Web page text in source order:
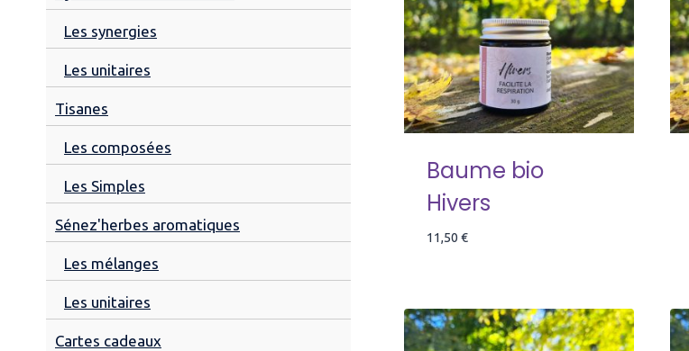
Baume bio
Hivers
11,50 €
Les synergies
Les unitaires
Tisanes
Les composées
Les Simples
Sénez'herbes aromatiques
Les mélanges
Les unitaires
Cartes cadeaux